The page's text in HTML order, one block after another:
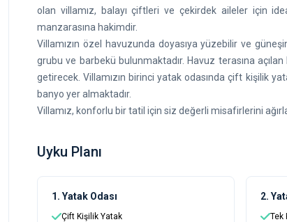
olan villamız, balayı çiftleri ve çekirdek aileler için
manzarasına hakimdir.
Villamızın özel havuzunda doyasıya yüzebilir ve
grubu ve barbekü bulunmaktadır. Havuz terasına
getirecek. Villamızın birinci yatak odasında çift kişilik
banyo yer almaktadır.
Villamız, konforlu bir tatil için siz değerli misafirlerini
Uyku Planı
1. Yatak Odası
Çift Kişilik Yatak
2.
Tek